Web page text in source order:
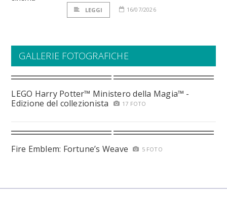
LEGGI 16/07/2026
GALLERIE FOTOGRAFICHE
LEGO Harry Potter™ Ministero della Magia™ -
Edizione del collezionista
17 FOTO
Fire Emblem: Fortune’s Weave 5 FOTO